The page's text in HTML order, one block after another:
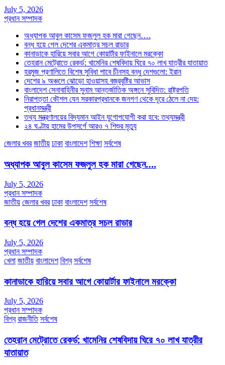
July 5, 2026
প্রধান সম্পাদক
অধ্যাপক আবুল কাসেম ফজলুল হক মারা গেছেন….
বন্ধ হয়ে গেল দেশের একমাত্র সচল রাডার
কানাডাকে হারিয়ে সবার আগে কোয়ার্টার ফাইনালে মরক্কো
তেহরান মেট্রোতে রেকর্ড: খামেনির শেষবিদায় ঘিরে ৭০ লাখ যাত্রীর যাতায়াত
হরমুজ প্রণালিতে বিশেষ সুবিধা পাবে চীনসহ বন্ধু দেশগুলো: ইরান
দেশের ৯ অঞ্চলে ঝোড়ো হাওয়াসহ বজ্রবৃষ্টির আভাস
বাংলাদেশ সেনাবাহিনীর সুনাম আন্তর্জাতিক অঙ্গনে সুবিদিত: রাষ্ট্রপতি
নিরাপত্তা কৌশল যেন সরকারপ্রধানকে জনগণ থেকে দূরে ঠেলে না দেয়:
প্রধানমন্ত্রী
তথ্য মন্ত্রণালয়ের বিদ্যমান আইন যুগোপযোগী করা হবে: তথ্যমন্ত্রী
২৪ ঘণ্টায় হামের উপসর্গে আরও ৭ শিশুর মৃত্যু
জেলার খবর জাতীয় ঢাকা বাংলাদেশ শিক্ষা সর্বশেষ
অধ্যাপক আবুল কাসেম ফজলুল হক মারা গেছেন….
July 5, 2026
প্রধান সম্পাদক
জাতীয় জেলার খবর ঢাকা বাংলাদেশ সর্বশেষ
বন্ধ হয়ে গেল দেশের একমাত্র সচল রাডার
July 5, 2026
প্রধান সম্পাদক
খেলা জাতীয় বাংলাদেশ বিশ্ব সর্বশেষ
কানাডাকে হারিয়ে সবার আগে কোয়ার্টার ফাইনালে মরক্কো
July 5, 2026
প্রধান সম্পাদক
বিশ্ব রাজনীতি সর্বশেষ
তেহরান মেট্রোতে রেকর্ড: খামেনির শেষবিদায় ঘিরে ৭০ লাখ যাত্রীর
যাতায়াত